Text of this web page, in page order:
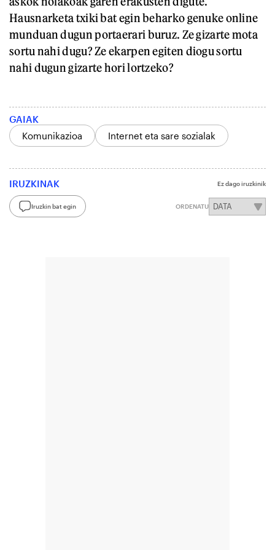
Hausnarketa txiki bat egin beharko genuke online
munduan dugun portaerari buruz. Ze gizarte mota
sortu nahi dugu? Ze ekarpen egiten diogu sortu
nahi dugun gizarte hori lortzeko?
GAIAK
Komunikazioa
Internet eta sare sozialak
IRUZKINAK Ez dago iruzkinik
Iruzkin bat egin ORDENATU